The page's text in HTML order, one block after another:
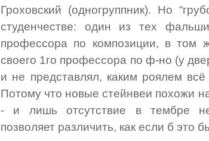
Гроховский (одногруппник). Но
студенчестве: один из тех
профессора по композиции, в том
своего 1го профессора по ф-но (у
и не представлял, каким роялем
Потому что новые стейнвеи похожи
- и лишь отсутствие в тембре
позволяет различить, как если б это